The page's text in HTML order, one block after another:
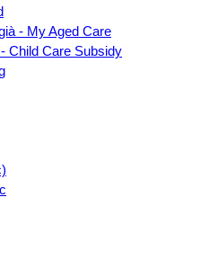
- My Aged Care
Child Care Subsidy